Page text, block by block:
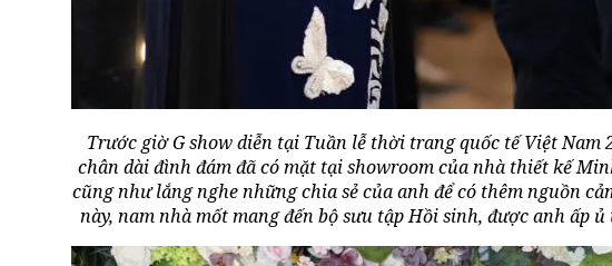
Trước giờ G show diễn tại Tuần lễ thời trang quốc tế Việt Nam
chân dài đình đám đã có mặt tại showroom của nhà thiết kế
cũng như lắng nghe những chia sẻ của anh để có thêm nguồn
này, nam nhà mốt mang đến bộ sưu tập Hồi sinh, được anh ấp